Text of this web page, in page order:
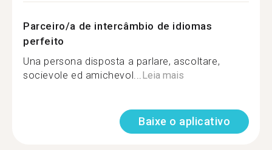
Parceiro/a de intercâmbio de idiomas
perfeito
Una persona disposta a parlare, ascoltare,
socievole ed amichevol...Leia mais
Baixe o aplicativo